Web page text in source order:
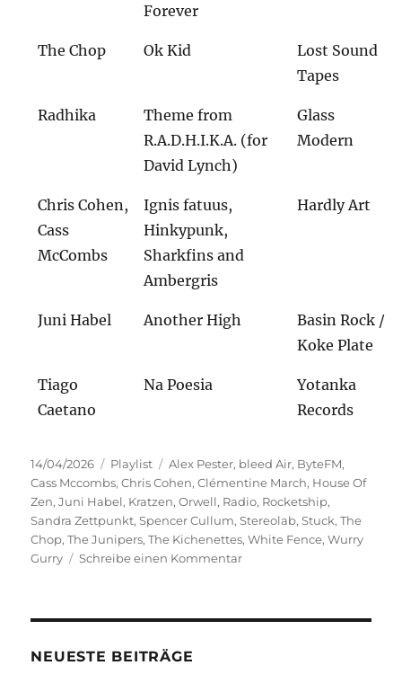
Forever
The Chop Ok Kid
Lost Sound
Tapes
Radhika
Theme from
R.A.D.H.I.K.A. (for
David Lynch)
Glass
Modern
Chris Cohen,
Cass
McCombs
Ignis fatuus,
Hinkypunk,
Sharkfins and
Ambergris
Hardly Art
Juni Habel Another High
Basin Rock /
Koke Plate
Tiago
Caetano
Na Poesia
Yotanka
Records
Veröffentlicht
am
14/04/2026 Kategorien
Playlist Schlagwörter
Alex Pester, bleed Air, ByteFM,
Cass Mccombs,Chris Cohen,Clémentine March, House Of
Zen,Juni Habel, Kratzen,Orwell, Radio, Rocketship,
Sandra Zettpunkt,Spencer Cullum,Stereolab,Stuck,The
Chop,The Junipers,The Kichenettes,White Fence,Wurry
Gurry
Schreibe einen Kommentarzu
NEUESTE BEITRÄGE